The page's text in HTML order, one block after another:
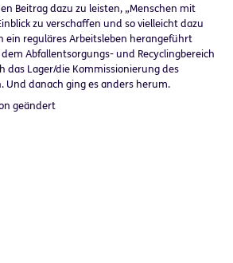
Beitrag dazu zu leisten, „Menschen mit
zu verschaffen und so vielleicht dazu
ein reguläres Arbeitsleben herangeführt
Abfallentsorgungs- und Recyclingbereich
das Lager/die Kommissionierung des
Und danach ging es anders herum.
geändert